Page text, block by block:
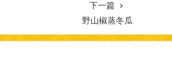
下一篇
野山椒蒸冬瓜